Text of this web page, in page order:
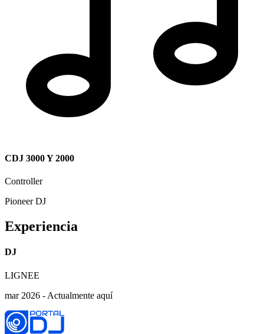
CDJ 3000 Y 2000
Controller
Pioneer DJ
Experiencia
DJ
LIGNEE
mar 2026 - Actualmente aquí